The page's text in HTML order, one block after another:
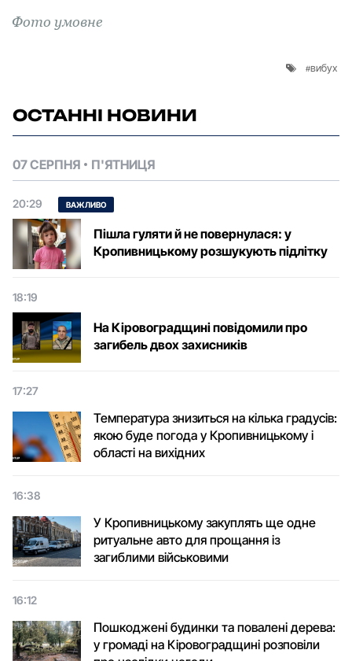
Фoто умовне
вибух
ОСТАННІ НОВИНИ
07 СЕРПНЯ П'ЯТНИЦЯ
20:29 ВАЖЛИВО
Пішла гуляти й не повернулася: у
Кропивницькому розшукують підлітку
18:19
На Кіровоградщині повідомили про
загибель двох захисників
17:27
Температура знизиться на кілька градусів:
якою буде погода у Кропивницькому і
області на вихідних
16:38
У Кропивницькому закуплять ще одне
ритуальне авто для прощання із
загиблими військовими
16:12
Пошкоджені будинки та повалені дерева:
у громаді на Кіровоградщині розповіли